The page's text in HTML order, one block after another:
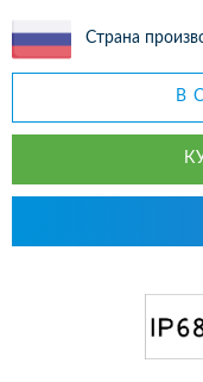
Страна
В